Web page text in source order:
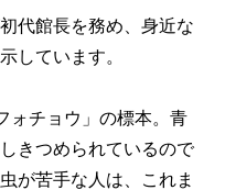
代館長を務め、身近な
しています。
ォチョウ」の標本。青
きつめられているので
が苦手な人は、これま